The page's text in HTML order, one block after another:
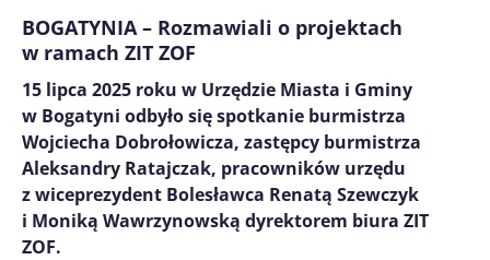
BOGATYNIA – Rozmawiali o projektach
w ramach ZIT ZOF
15 lipca 2025 roku w Urzędzie Miasta i Gminy
w Bogatyni odbyło się spotkanie burmistrza
Wojciecha Dobrołowicza, zastępcy burmistrza
Aleksandry Ratajczak, pracowników urzędu
z wiceprezydent Bolesławca Renatą Szewczyk
i Moniką Wawrzynowską dyrektorem biura ZIT
ZOF.